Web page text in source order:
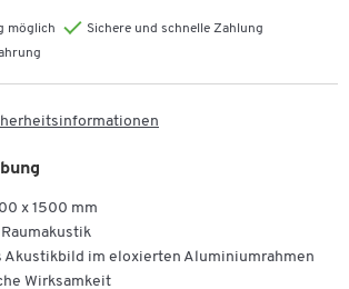
möglich
Sichere und schnelle Zahlung
x 1500 mm
Akustikbild im eloxierten Aluminiumrahmen
Wirksamkeit